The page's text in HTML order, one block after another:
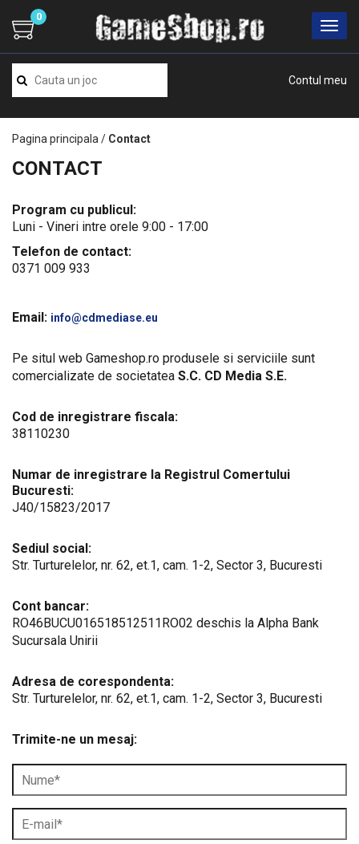
Contul meu
0
Pagina principala / Contact
CONTACT
Program cu publicul:
Luni - Vineri intre orele 9:00 - 17:00
Telefon de contact:
0371 009 933
Email: info@cdmediase.eu
Pe situl web Gameshop.ro produsele si serviciile sunt
comercializate de societatea S.C. CD Media S.E.
Cod de inregistrare fiscala:
38110230
Numar de inregistrare la Registrul Comertului
Bucuresti:
J40/15823/2017
Sediul social:
Str. Turturelelor, nr. 62, et.1, cam. 1-2, Sector 3, Bucuresti
Cont bancar:
RO46BUCU016518512511RO02 deschis la Alpha Bank
Sucursala Unirii
Adresa de corespondenta:
Str. Turturelelor, nr. 62, et.1, cam. 1-2, Sector 3, Bucuresti
Trimite-ne un mesaj: